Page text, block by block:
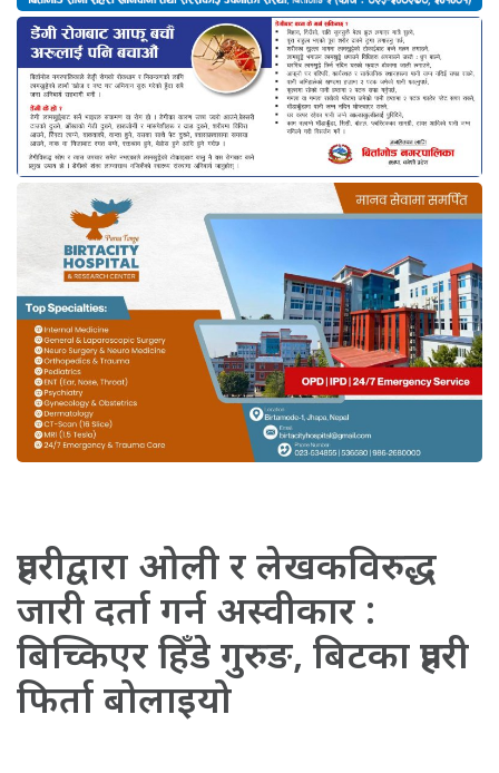
प्रहरीद्वारा ओली र लेखकविरुद्ध
जारी दर्ता गर्न अस्वीकार :
बिच्किएर हिँडे गुरुङ, बिटका प्रहरी
फिर्ता बोलाइयो